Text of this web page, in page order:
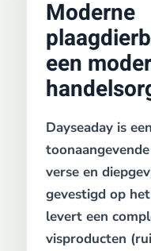
Moderne
een
Dayseaday is
verse en
gevestigd op
levert een
visproducten